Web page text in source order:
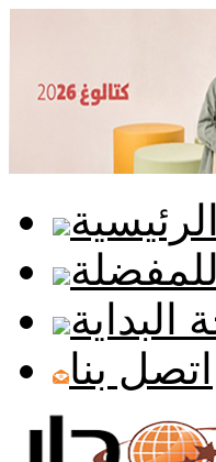
الرئيسية
البداية
اتصل بنا